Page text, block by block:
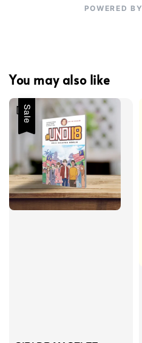
POWERED BY
You may also like
Sale